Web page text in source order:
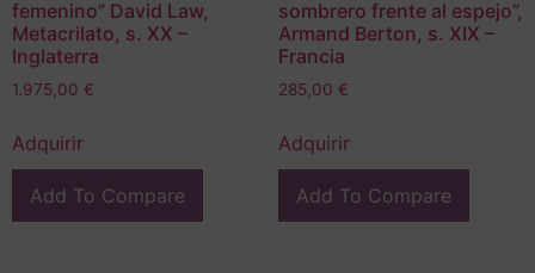
femenino” David Law,
Metacrilato, s. XX –
Inglaterra
1.975,00 €
Adquirir
Add To Compare
sombrero frente al espejo”,
Armand Berton, s. XIX –
Francia
285,00 €
Adquirir
Add To Compare